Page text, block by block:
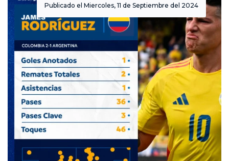
Publicado el Miercoles, 11 de Septiembre del 2024